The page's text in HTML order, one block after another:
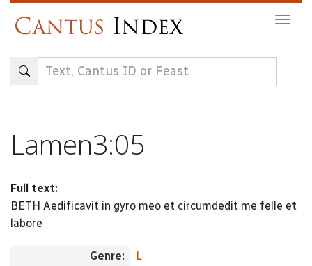
content
Lamen3:05
Full text:
BETH Aedificavit in gyro meo et circumdedit me felle et
labore
Genre:
L